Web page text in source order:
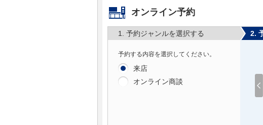
オンライン予約
1. 予約ジャンルを選択する
予約する内容を選択してください。
来店
オンライン商談
2.